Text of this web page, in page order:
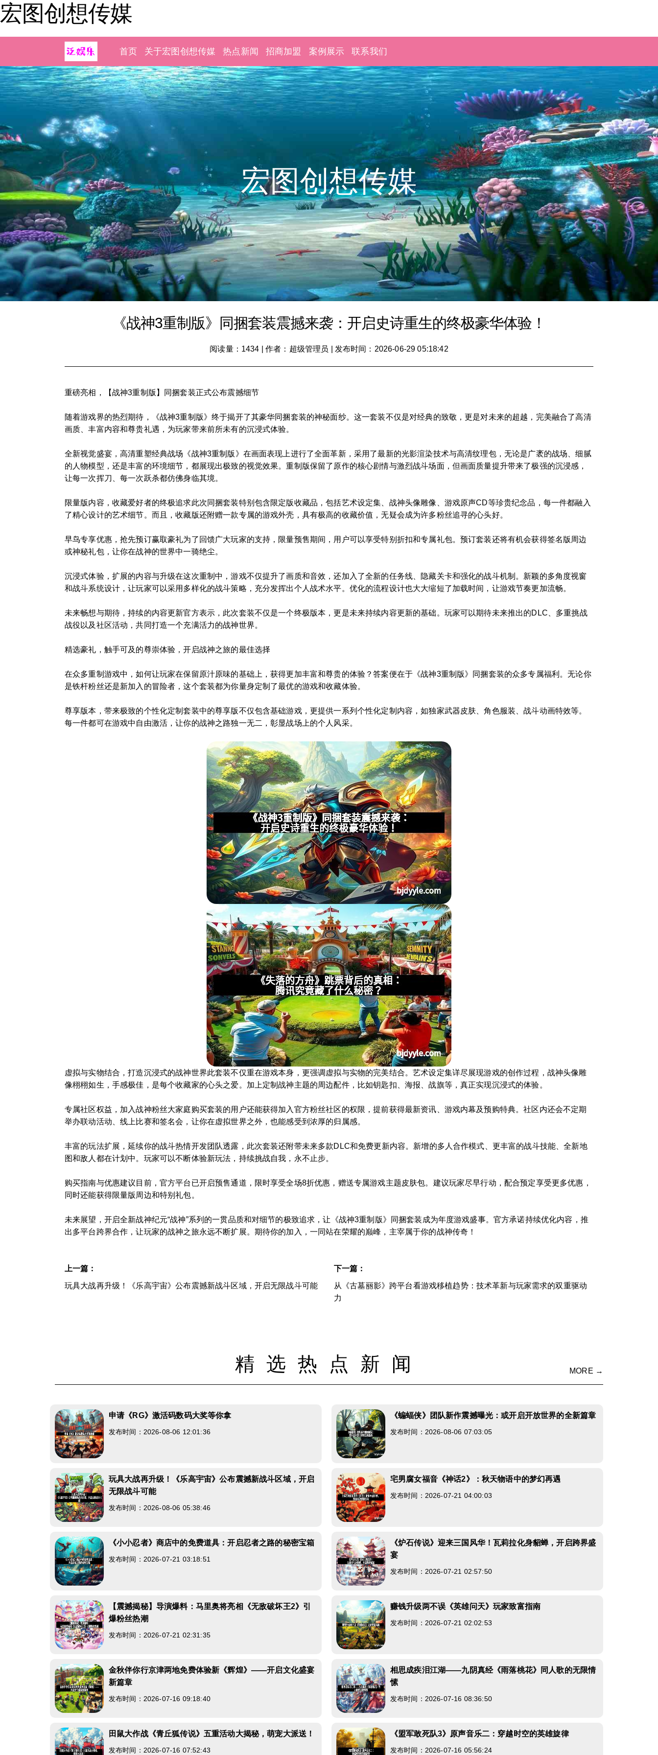
宏图创想传媒
首页 关于宏图创想传媒 热点新闻 招商加盟 案例展示 联系我们
宏图创想传媒
《战神3重制版》同捆套装震撼来袭：开启史诗重生的终极豪华体验！
阅读量：1434 |作者：超级管理员 发布时间：2026-06-29 05:18:42
重磅亮相，【战神3重制版】同捆套装正式公布震撼细节
随着游戏界的热烈期待，《战神3重制版》终于揭开了其豪华同捆套装的神秘面纱。这一套装不仅是对经典的致敬，更是对未来的超越，完美融合了高清
画质、丰富内容和尊贵礼遇，为玩家带来前所未有的沉浸式体验。
全新视觉盛宴，高清重塑经典战场《战神3重制版》在画面表现上进行了全面革新，采用了最新的光影渲染技术与高清纹理包，无论是广袤的战场、细腻
的人物模型，还是丰富的环境细节，都展现出极致的视觉效果。重制版保留了原作的核心剧情与激烈战斗场面，但画面质量提升带来了极强的沉浸感，
让每一次挥刀、每一次跃杀都仿佛身临其境。
限量版内容，收藏爱好者的终极追求此次同捆套装特别包含限定版收藏品，包括艺术设定集、战神头像雕像、游戏原声CD等珍贵纪念品，每一件都融入
了精心设计的艺术细节。而且，收藏版还附赠一款专属的游戏外壳，具有极高的收藏价值，无疑会成为许多粉丝追寻的心头好。
早鸟专享优惠，抢先预订赢取豪礼为了回馈广大玩家的支持，限量预售期间，用户可以享受特别折扣和专属礼包。预订套装还将有机会获得签名版周边
或神秘礼包，让你在战神的世界中一骑绝尘。
沉浸式体验，扩展的内容与升级在这次重制中，游戏不仅提升了画质和音效，还加入了全新的任务线、隐藏关卡和强化的战斗机制。新颖的多角度视窗
和战斗系统设计，让玩家可以采用多样化的战斗策略，充分发挥出个人战术水平。优化的流程设计也大大缩短了加载时间，让游戏节奏更加流畅。
未来畅想与期待，持续的内容更新官方表示，此次套装不仅是一个终极版本，更是未来持续内容更新的基础。玩家可以期待未来推出的DLC、多重挑战
战役以及社区活动，共同打造一个充满活力的战神世界。
精选豪礼，触手可及的尊崇体验，开启战神之旅的最佳选择
在众多重制游戏中，如何让玩家在保留原汁原味的基础上，获得更加丰富和尊贵的体验？答案便在于《战神3重制版》同捆套装的众多专属福利。无论你
是铁杆粉丝还是新加入的冒险者，这个套装都为你量身定制了最优的游戏和收藏体验。
尊享版本，带来极致的个性化定制套装中的尊享版不仅包含基础游戏，更提供一系列个性化定制内容，如独家武器皮肤、角色服装、战斗动画特效等。
每一件都可在游戏中自由激活，让你的战神之路独一无二，彰显战场上的个人风采。
虚拟与实物结合，打造沉浸式的战神世界此套装不仅重在游戏本身，更强调虚拟与实物的完美结合。艺术设定集详尽展现游戏的创作过程，战神头像雕
像栩栩如生，手感极佳，是每个收藏家的心头之爱。加上定制战神主题的周边配件，比如钥匙扣、海报、战旗等，真正实现沉浸式的体验。
专属社区权益，加入战神粉丝大家庭购买套装的用户还能获得加入官方粉丝社区的权限，提前获得最新资讯、游戏内幕及预购特典。社区内还会不定期
举办联动活动、线上比赛和签名会，让你在虚拟世界之外，也能感受到浓厚的归属感。
丰富的玩法扩展，延续你的战斗热情开发团队透露，此次套装还附带未来多款DLC和免费更新内容。新增的多人合作模式、更丰富的战斗技能、全新地
图和敌人都在计划中。玩家可以不断体验新玩法，持续挑战自我，永不止步。
购买指南与优惠建议目前，官方平台已开启预售通道，限时享受全场8折优惠，赠送专属游戏主题皮肤包。建议玩家尽早行动，配合预定享受更多优惠，
同时还能获得限量版周边和特别礼包。
未来展望，开启全新战神纪元“战神”系列的一贯品质和对细节的极致追求，让《战神3重制版》同捆套装成为年度游戏盛事。官方承诺持续优化内容，推
出多平台跨界合作，让玩家的战神之旅永远不断扩展。期待你的加入，一同站在荣耀的巅峰，主宰属于你的战神传奇！
上一篇：
玩具大战再升级！《乐高宇宙》公布震撼新战斗区域，开启无限战斗可能
下一篇：
从《古墓丽影》跨平台看游戏移植趋势：技术革新与玩家需求的双重驱动
力
精选热点新闻 MORE →
申请《RG》激活码数码大奖等你拿
发布时间：2026-08-06 12:01:36
《蝙蝠侠》团队新作震撼曝光：或开启开放世界的全新篇章
发布时间：2026-08-06 07:03:05
玩具大战再升级！《乐高宇宙》公布震撼新战斗区域，开启
无限战斗可能
发布时间：2026-08-06 05:38:46
宅男腐女福音《神话2》：秋天物语中的梦幻再遇
发布时间：2026-07-21 04:00:03
《小小忍者》商店中的免费道具：开启忍者之路的秘密宝箱
发布时间：2026-07-21 03:18:51
《炉石传说》迎来三国风华！瓦莉拉化身貂蝉，开启跨界盛
宴
发布时间：2026-07-21 02:57:50
【震撼揭秘】导演爆料：马里奥将亮相《无敌破坏王2》引
爆粉丝热潮
发布时间：2026-07-21 02:31:35
赚钱升级两不误《英雄问天》玩家致富指南
发布时间：2026-07-21 02:02:53
金秋伴你行京津两地免费体验新《辉煌》——开启文化盛宴
新篇章
发布时间：2026-07-16 09:18:40
相思成疾泪江湖——九阴真经《雨落桃花》同人歌的无限情
愫
发布时间：2026-07-16 08:36:50
田鼠大作战《青丘狐传说》五重活动大揭秘，萌宠大派送！
发布时间：2026-07-16 07:52:43
《盟军敢死队3》原声音乐二：穿越时空的英雄旋律
发布时间：2026-07-16 05:56:24